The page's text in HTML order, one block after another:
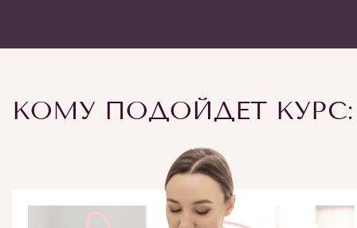
КОМУ ПОДОЙДЕТ КУРС: